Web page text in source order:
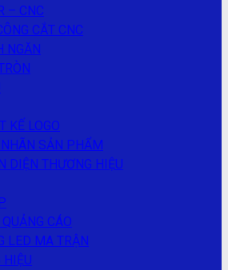
– CNC
CẮT CNC
NGĂN
KẾ LOGO
SẢN PHẨM
DIỆN THƯƠNG HIỆU
CÁO
LED MA TRẬN
HIỆU